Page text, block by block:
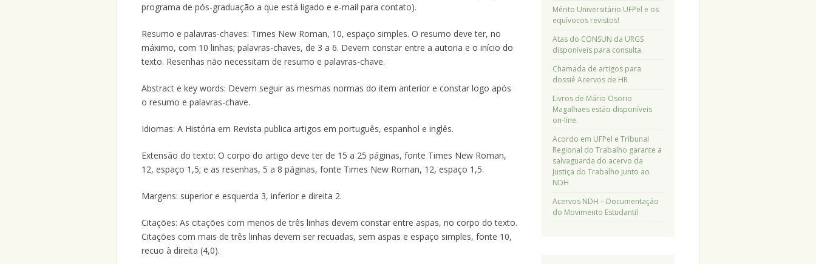
programa de pós-graduação a que está ligado e e-mail para contato).
Resumo e palavras-chaves: Times New Roman, 10, espaço simples. O resumo deve ter, no
máximo, com 10 linhas; palavras-chaves, de 3 a 6. Devem constar entre a autoria e o início do
texto. Resenhas não necessitam de resumo e palavras-chave.
Abstract e key words: Devem seguir as mesmas normas do item anterior e constar logo após
o resumo e palavras-chave.
Idiomas: A História em Revista publica artigos em português, espanhol e inglês.
Extensão do texto: O corpo do artigo deve ter de 15 a 25 páginas, fonte Times New Roman,
12, espaço 1,5; e as resenhas, 5 a 8 páginas, fonte Times New Roman, 12, espaço 1,5.
Margens: superior e esquerda 3, inferior e direita 2.
Citações: As citações com menos de três linhas devem constar entre aspas, no corpo do texto.
Citações com mais de três linhas devem ser recuadas, sem aspas e espaço simples, fonte 10,
recuo à direita (4,0).
Mérito Universitário UFPel e os
equívocos revistos!
Atas do CONSUN da URGS
disponíveis para consulta.
Chamada de artigos para
dossiê Acervos de HR
Livros de Mário Osorio
Magalhaes estão disponíveis
on-line.
Acordo em UFPel e Tribunal
Regional do Trabalho garante a
salvaguarda do acervo da
Justiça do Trabalho junto ao
NDH
Acervos NDH – Documentação
do Movimento Estudantil